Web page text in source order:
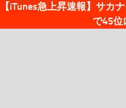
TOP
【iTunes急上昇速報】サカ
で45位